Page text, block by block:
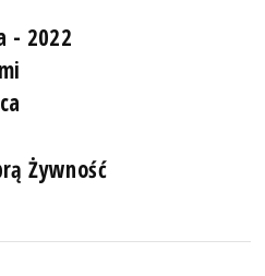
- 2022
Żywność